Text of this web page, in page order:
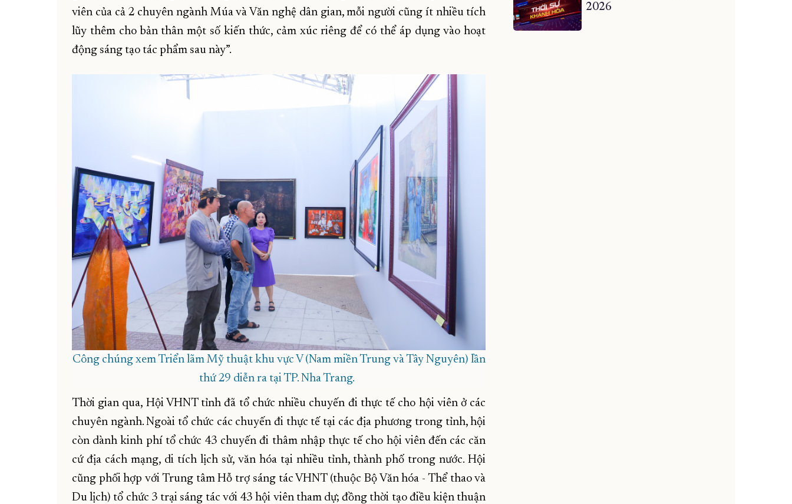
viên của cả 2 chuyên ngành Múa và Văn nghệ dân gian, mỗi người cũng ít nhiều tích
lũy thêm cho bản thân một số kiến thức, cảm xúc riêng để có thể áp dụng vào hoạt
động sáng tạo tác phẩm sau này”.
Công chúng xem Triển lãm Mỹ thuật khu vực V (Nam miền Trung và Tây Nguyên) lần
thứ 29 diễn ra tại TP. Nha Trang.
Thời gian qua, Hội VHNT tỉnh đã tổ chức nhiều chuyến đi thực tế cho hội viên ở các
chuyên ngành. Ngoài tổ chức các chuyến đi thực tế tại các địa phương trong tỉnh, hội
còn dành kinh phí tổ chức 43 chuyến đi thâm nhập thực tế cho hội viên đến các căn
cứ địa cách mạng, di tích lịch sử, văn hóa tại nhiều tỉnh, thành phố trong nước. Hội
cũng phối hợp với Trung tâm Hỗ trợ sáng tác VHNT (thuộc Bộ Văn hóa - Thể thao và
Du lịch) tổ chức 3 trại sáng tác với 43 hội viên tham dự; đồng thời tạo điều kiện thuận
2026